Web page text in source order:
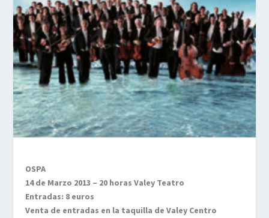
OSPA
14 de Marzo 2013 – 20 horas Valey Teatro
Entradas: 8 euros
Venta de entradas en la taquilla de Valey Centro